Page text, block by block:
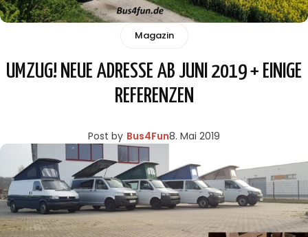
Magazin
UMZUG! NEUE ADRESSE AB JUNI 2019 + EINIGE
REFERENZEN
Post by Bus4Fun8. Mai 2019